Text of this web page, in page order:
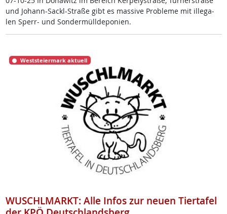
und Jo­hann-Sackl-Stra­ße gibt es mas­si­ve Pro­b­le­me mit il­le­ga­
len Sperr- und Son­der­müll­de­po­ni­en.
Weststeiermark aktuell
WUSCHLMARKT: Alle Infos zur neuen Tiertafel